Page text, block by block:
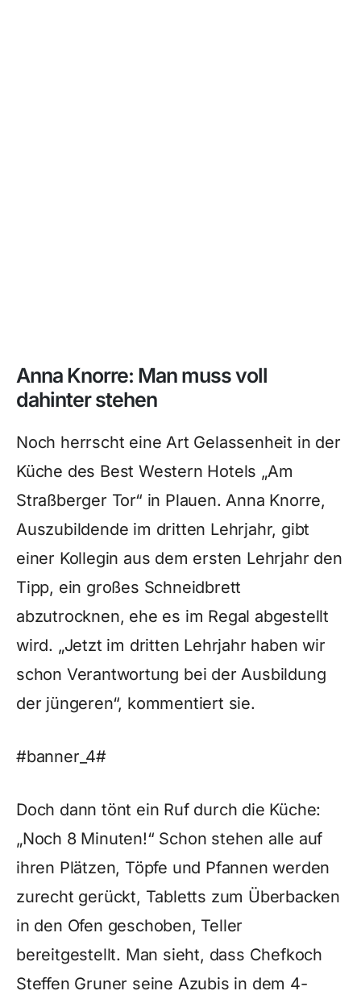
Anna Knorre: Man muss voll
dahinter stehen
Noch herrscht eine Art Gelassenheit in der
Küche des Best Western Hotels „Am
Straßberger Tor“ in Plauen. Anna Knorre,
Auszubildende im dritten Lehrjahr, gibt
einer Kollegin aus dem ersten Lehrjahr den
Tipp, ein großes Schneidbrett
abzutrocknen, ehe es im Regal abgestellt
wird. „Jetzt im dritten Lehrjahr haben wir
schon Verantwortung bei der Ausbildung
der jüngeren“, kommentiert sie.
#banner_4#
Doch dann tönt ein Ruf durch die Küche:
„Noch 8 Minuten!“ Schon stehen alle auf
ihren Plätzen, Töpfe und Pfannen werden
zurecht gerückt, Tabletts zum Überbacken
in den Ofen geschoben, Teller
bereitgestellt. Man sieht, dass Chefkoch
Steffen Gruner seine Azubis in dem 4-